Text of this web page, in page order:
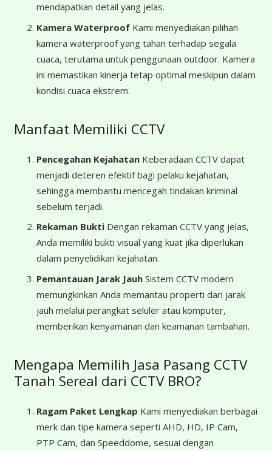
mendapatkan detail yang jelas.
Kamera Waterproof Kami menyediakan pilihan
kamera waterproof yang tahan terhadap segala
cuaca, terutama untuk penggunaan outdoor. Kamera
ini memastikan kinerja tetap optimal meskipun dalam
kondisi cuaca ekstrem.
Manfaat Memiliki CCTV
Pencegahan Kejahatan Keberadaan CCTV dapat
menjadi deteren efektif bagi pelaku kejahatan,
sehingga membantu mencegah tindakan kriminal
sebelum terjadi.
Rekaman Bukti Dengan rekaman CCTV yang jelas,
Anda memiliki bukti visual yang kuat jika diperlukan
dalam penyelidikan kejahatan.
Pemantauan Jarak Jauh Sistem CCTV modern
memungkinkan Anda memantau properti dari jarak
jauh melalui perangkat seluler atau komputer,
memberikan kenyamanan dan keamanan tambahan.
Mengapa Memilih Jasa Pasang CCTV
Tanah Sereal dari CCTV BRO?
Ragam Paket Lengkap Kami menyediakan berbagai
merk dan tipe kamera seperti AHD, HD, IP Cam,
PTP Cam, dan Speeddome, sesuai dengan